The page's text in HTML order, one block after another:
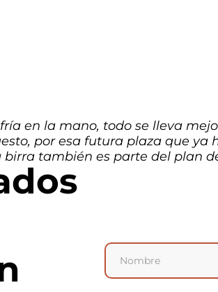
en la mano, todo se lleva
por esa futura plaza que ya
también es parte del plan